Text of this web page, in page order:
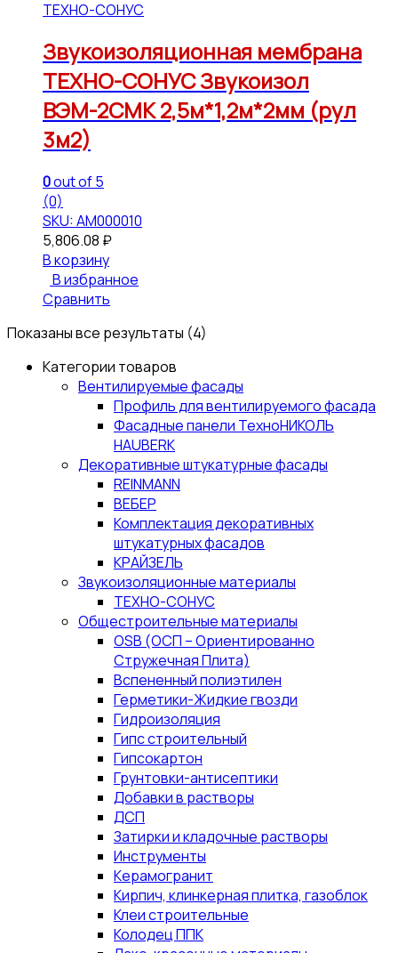
ТЕХНО-СОНУС
Звукоизоляционная мембрана
ТЕХНО-СОНУС Звукоизол
ВЭМ-2СМК 2,5м*1,2м*2мм (рул
3м2)
0out of 5
(0)
SKU: АМ000010
5,806.08 ₽
В корзину
В избранное
Сравнить
Показаны все результаты (4)
Категории товаров
Вентилируемые фасады
Профиль для вентилируемого фасада
Фасадные панели ТехноНИКОЛЬ
HAUBERK
Декоративные штукатурные фасады
REINMANN
ВЕБЕР
Комплектация декоративных
штукатурных фасадов
КРАЙЗЕЛЬ
Звукоизоляционные материалы
ТЕХНО-СОНУС
Общестроительные материалы
OSB (ОСП – Ориентированно
Стружечная Плита)
Вспененный полиэтилен
Герметики-Жидкие гвозди
Гидроизоляция
Гипс строительный
Гипсокартон
Грунтовки-антисептики
Добавки в растворы
ДСП
Затирки и кладочные растворы
Инструменты
Керамогранит
Кирпич, клинкерная плитка, газоблок
Клеи строительные
Колодец ППК